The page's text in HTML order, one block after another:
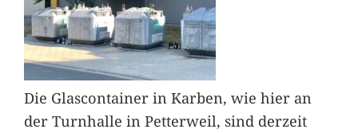
Die Glascontainer in Karben, wie hier an
der Turnhalle in Petterweil, sind derzeit